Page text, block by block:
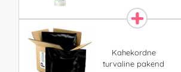
Kahekordne
turvaline pakend